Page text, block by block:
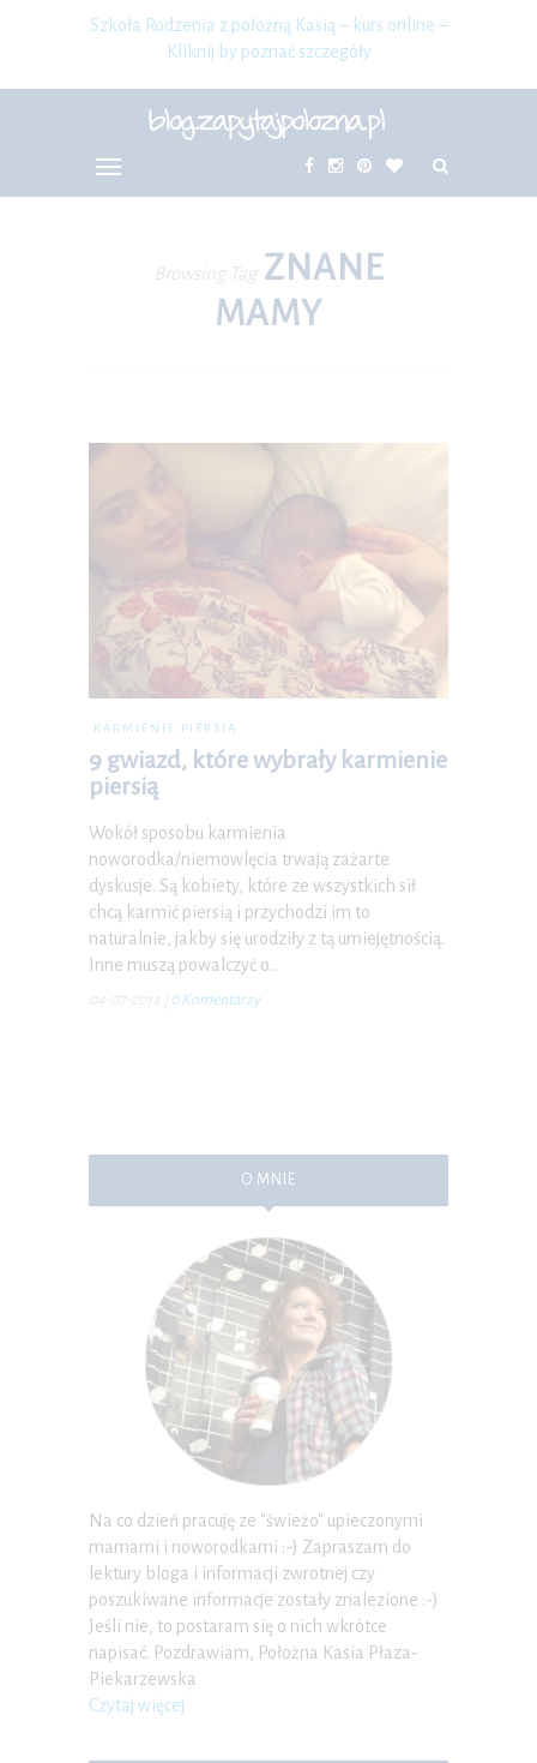
Szkoła Rodzenia z położną Kasią – kurs online –
Kliknij by poznać szczegóły
Browsing Tag
ZNANE
MAMY
KARMIENIE PIERSIĄ
9 gwiazd, które wybrały karmienie
piersią
Wokół sposobu karmienia
noworodka/niemowlęcia trwają zażarte
dyskusje. Są kobiety, które ze wszystkich sił
chcą karmić piersią i przychodzi im to
naturalnie, jakby się urodziły z tą umiejętnością.
Inne muszą powalczyć o…
04-07-2014 0 Komentarzy
O MNIE
Na co dzień pracuję ze "świeżo" upieczonymi
mamami i noworodkami :-) Zapraszam do
lektury bloga i informacji zwrotnej czy
poszukiwane informacje zostały znalezione :-)
Jeśli nie, to postaram się o nich wkrótce
napisać. Pozdrawiam, Położna Kasia Płaza-
Piekarzewska
Czytaj więcej